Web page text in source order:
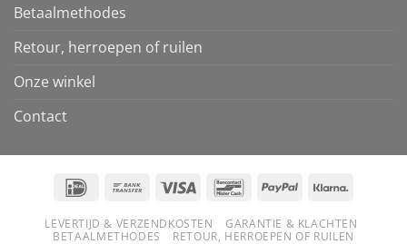
Betaalmethodes
Retour, herroepen of ruilen
Onze winkel
Contact
IDeal
Bank
Visa BancontactPayPal Klarna
LEVERTIJD & VERZENDKOSTEN
GARANTIE & KLACHTEN
BETAALMETHODES
RETOUR, HERROEPEN OF RUILEN